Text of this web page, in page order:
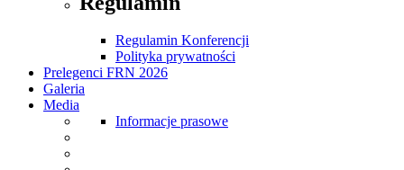
Regulamin Konferencji
Polityka prywatności
Prelegenci FRN 2026
Galeria
Media
Informacje prasowe